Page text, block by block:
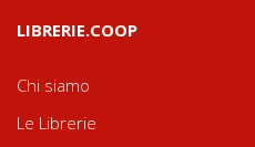
LIBRERIE.COOP
Chi siamo
Le Librerie